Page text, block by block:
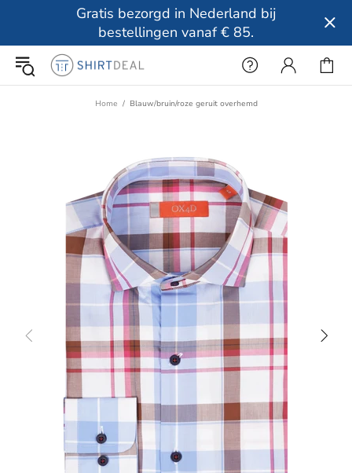
Gratis bezorgd in Nederland bij
bestellingen vanaf € 85.
Home Blauw/bruin/roze geruit overhemd